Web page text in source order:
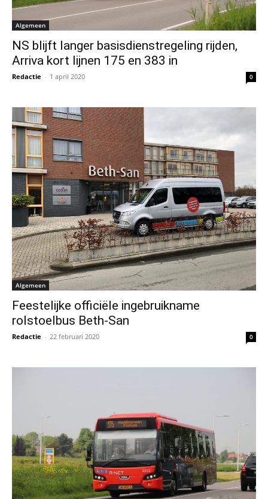
Algemeen
NS blijft langer basisdienstregeling rijden,
Arriva kort lijnen 175 en 383 in
Redactie - 1 april 2020 0
Algemeen
Feestelijke officiële ingebruikname
rolstoelbus Beth-San
Redactie - 22 februari 2020 0